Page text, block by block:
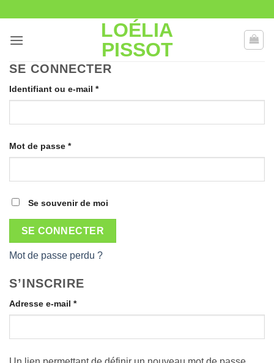
contenu
LOÉLIA
PISSOT
SE CONNECTER
Identifiant ou e-mail *Obligatoire
Mot de passe *Obligatoire
Se souvenir de moi
SE CONNECTER
Mot de passe perdu ?
S’INSCRIRE
Adresse e-mail *Obligatoire